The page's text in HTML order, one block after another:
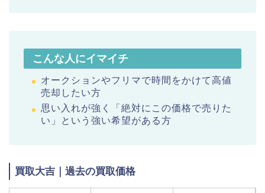
こんな人にイマイチ
オークションやフリマで時間をかけて高値
売却したい方
思い入れが強く「絶対にこの価格で売りた
い」という強い希望がある方
買取大吉｜過去の買取価格